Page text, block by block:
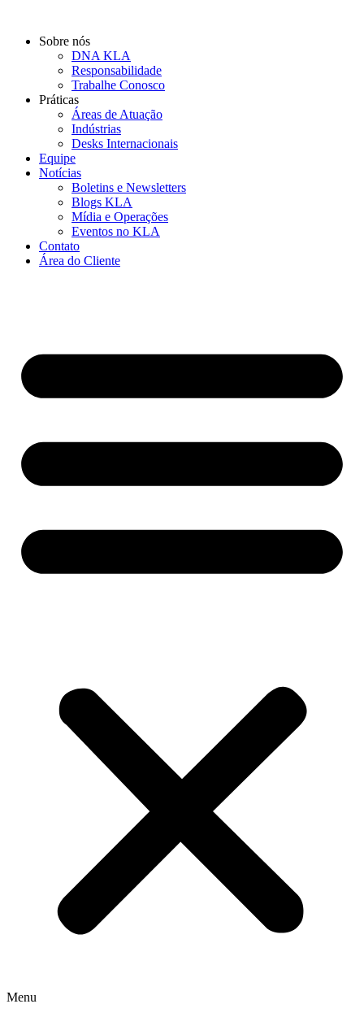
Sobre nós
DNA KLA
Responsabilidade
Trabalhe Conosco
Práticas
Áreas de Atuação
Indústrias
Desks Internacionais
Equipe
Notícias
Boletins e Newsletters
Blogs KLA
Mídia e Operações
Eventos no KLA
Contato
Área do Cliente
Menu